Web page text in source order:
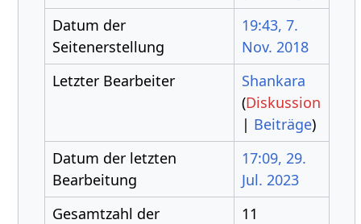
Datum der
Seitenerstellung
19:43, 7.
Nov. 2018
Letzter Bearbeiter
Shankara
(Diskussion
| Beiträge)
Datum der letzten
Bearbeitung
17:09, 29.
Jul. 2023
Gesamtzahl der
11